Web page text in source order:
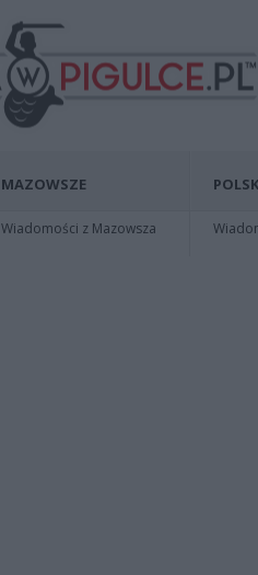
MAZOWSZE
Wiadomości z Mazowsza